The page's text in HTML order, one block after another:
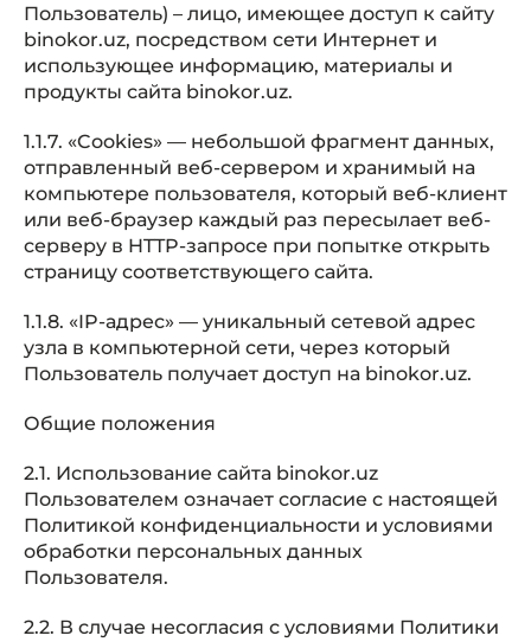
Пользователь) – лицо, имеющее доступ к сайту
binokor.uz, посредством сети Интернет и
использующее информацию, материалы и
продукты сайта binokor.uz.
1.1.7. «Cookies» — небольшой фрагмент данных,
отправленный веб-сервером и хранимый на
компьютере пользователя, который веб-клиент
или веб-браузер каждый раз пересылает веб-
серверу в HTTP-запросе при попытке открыть
страницу соответствующего сайта.
1.1.8. «IP-адрес» — уникальный сетевой адрес
узла в компьютерной сети, через который
Пользователь получает доступ на binokor.uz.
Общие положения
2.1. Использование сайта binokor.uz
Пользователем означает согласие с настоящей
Политикой конфиденциальности и условиями
обработки персональных данных
Пользователя.
2.2. В случае несогласия с условиями Политики